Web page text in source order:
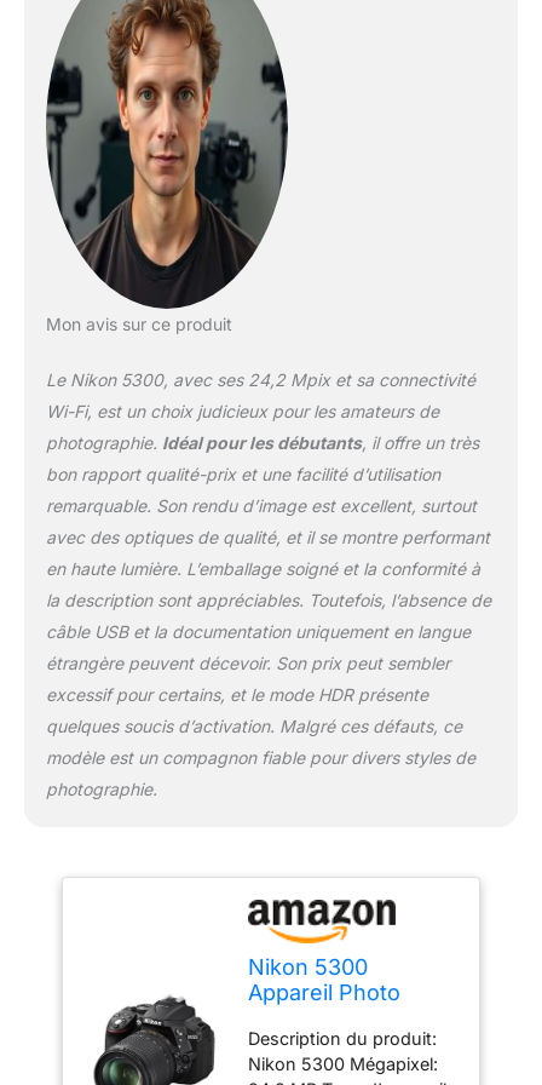
<b>Type de
capteur</b>: CMOS
<b>Longueur
focale</b>: 18 - 105 mm
<b>Monture d'objectif
d'interface</b>: Nikon F
Mon avis sur ce produit
Le Nikon 5300, avec ses 24,2 Mpix et sa connectivité
Wi-Fi, est un choix judicieux pour les amateurs de
photographie. Idéal pour les débutants, il offre un très
bon rapport qualité-prix et une facilité d’utilisation
remarquable. Son rendu d’image est excellent, surtout
avec des optiques de qualité, et il se montre performant
en haute lumière. L’emballage soigné et la conformité à
la description sont appréciables. Toutefois, l’absence de
câble USB et la documentation uniquement en langue
étrangère peuvent décevoir. Son prix peut sembler
excessif pour certains, et le mode HDR présente
quelques soucis d’activation. Malgré ces défauts, ce
modèle est un compagnon fiable pour divers styles de
photographie.
Nikon 5300
Appareil Photo
Compact 24.2 Mpix
Wi-Fi Noir
Description du produit:
Nikon 5300 Mégapixel: